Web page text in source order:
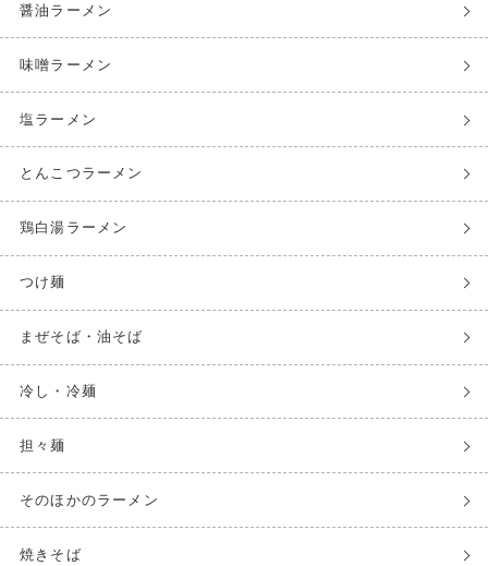
醤油ラーメン
味噌ラーメン
塩ラーメン
とんこつラーメン
鶏白湯ラーメン
つけ麺
まぜそば・油そば
冷し・冷麺
担々麺
そのほかのラーメン
焼きそば